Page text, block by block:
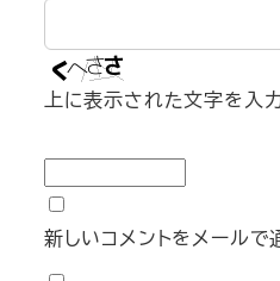
上に表示された文字を入
新しいコメントをメールで